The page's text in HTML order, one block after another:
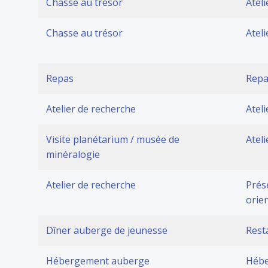
Chasse au trésor
Repas
Atelier de recherche
Visite planétarium / musée de
minéralogie
Atelier de recherche
Dîner auberge de jeunesse
Hébergement auberge